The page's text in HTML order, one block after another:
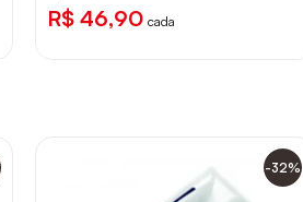
R$ 46,90 cada
-32%